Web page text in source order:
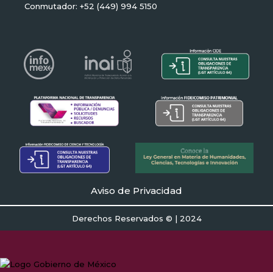
Conmutador: +52 (449) 994 5150
Aviso de Privacidad
Derechos Reservados © | 2024